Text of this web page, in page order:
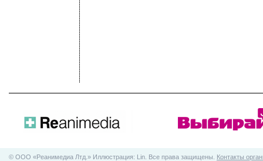
© ООO «Реанимедиа Лтд.» Иллюстрация: Lin. Все права защищены. Контакты